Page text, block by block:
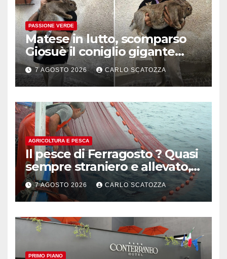
PASSIONE VERDE
Matese in lutto, scomparso
Giosuè il coniglio gigante
pluripremiato
7 AGOSTO 2026 CARLO SCATOZZA
AGRICOLTURA E PESCA
Il pesce di Ferragosto ? Quasi
sempre straniero e allevato,
in sofferenza
7 AGOSTO 2026 CARLO SCATOZZA
PRIMO PIANO